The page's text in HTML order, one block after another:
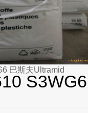
黑色PA610 S3WG6 巴斯夫Ultramid